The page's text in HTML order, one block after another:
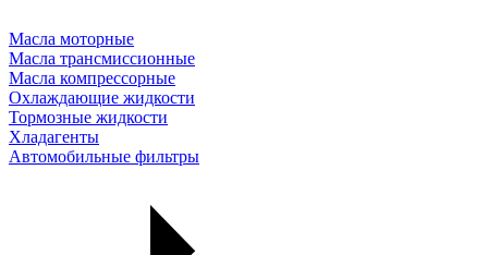
Масла моторные
Масла трансмиссионные
Масла компрессорные
Охлаждающие жидкости
Тормозные жидкости
Хладагенты
Автомобильные фильтры